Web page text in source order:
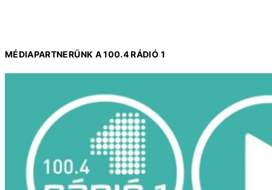
MÉDIAPARTNERÜNK A 100.4 RÁDIÓ 1